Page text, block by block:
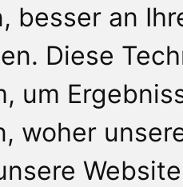
besser an
Diese
um
woher